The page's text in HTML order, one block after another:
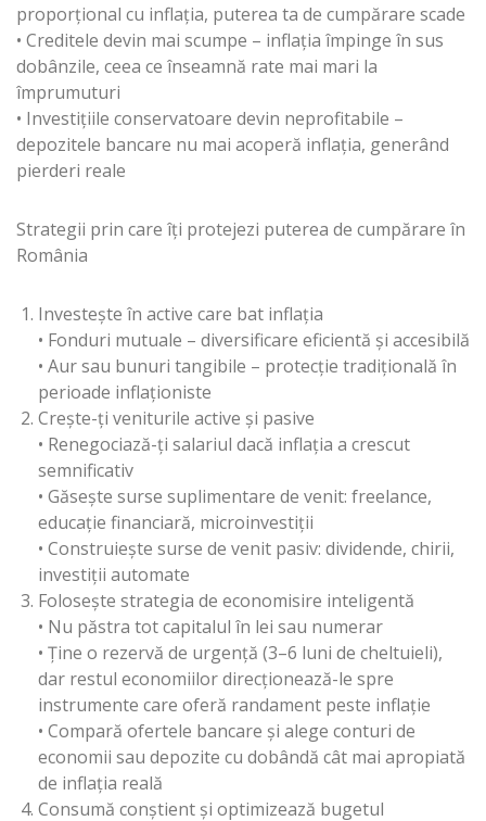
proporțional cu inflația, puterea ta de cumpărare scade
• Creditele devin mai scumpe – inflația împinge în sus
dobânzile, ceea ce înseamnă rate mai mari la
împrumuturi
• Investițiile conservatoare devin neprofitabile –
depozitele bancare nu mai acoperă inflația, generând
pierderi reale
Strategii prin care îți protejezi puterea de cumpărare în
România
Investește în active care bat inflația
• Fonduri mutuale – diversificare eficientă și accesibilă
• Aur sau bunuri tangibile – protecție tradițională în
perioade inflaționiste
Crește-ți veniturile active și pasive
• Renegociază-ți salariul dacă inflația a crescut
semnificativ
• Găsește surse suplimentare de venit: freelance,
educație financiară, microinvestiții
• Construiește surse de venit pasiv: dividende, chirii,
investiții automate
Folosește strategia de economisire inteligentă
• Nu păstra tot capitalul în lei sau numerar
• Ține o rezervă de urgență (3–6 luni de cheltuieli),
dar restul economiilor direcționează-le spre
instrumente care oferă randament peste inflație
• Compară ofertele bancare și alege conturi de
economii sau depozite cu dobândă cât mai apropiată
de inflația reală
Consumă conștient și optimizează bugetul